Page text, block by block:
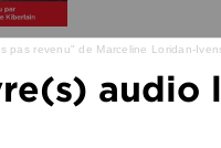
pas revenu" de Marceline Loridan-Ivens
audio